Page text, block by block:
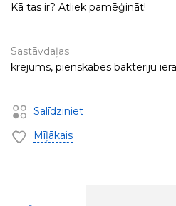
Kā tas ir? Atliek pamēģināt!
Sastāvdaļas
krējums, pienskābes baktēriju
Salīdziniet
Mīļākais